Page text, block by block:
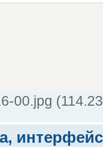
00.jpg